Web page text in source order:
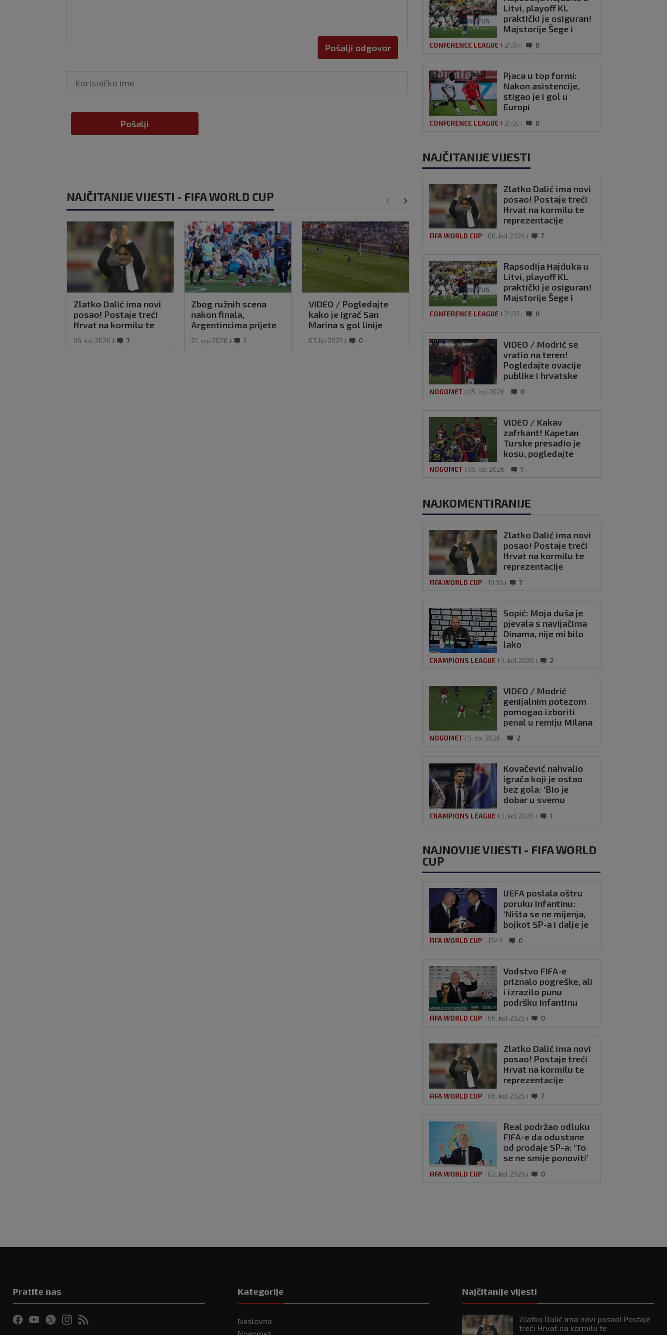
Pošalji odgovor
Pošalji
NAJČITANIJE VIJESTI - FIFA WORLD CUP
Zlatko Dalić ima novi
posao! Postaje treći
Hrvat na kormilu te
06. kol 2026 7
Zbog ružnih scena
nakon finala,
Argentincima prijete
očekivao!?
21. srp 2026 1
VIDEO / Pogledajte
kako je igrač San
Marina s gol linije
BiH
07. lip 2025 0
Ronaldo: Luka je
nogometna legenda
03. srp 2026 0
Litvi, playoff KL
praktički je osiguran!
Majstorije Šege i
CONFERENCE LEAGUE 21:07 0
Pjaca u top formi:
Nakon asistencije,
stigao je i gol u
Europi
CONFERENCE LEAGUE 21:05 0
NAJČITANIJE VIJESTI
Zlatko Dalić ima novi
posao! Postaje treći
Hrvat na kormilu te
reprezentacije
FIFA WORLD CUP 06. kol 2026 7
Rapsodija Hajduka u
Litvi, playoff KL
praktički je osiguran!
Majstorije Šege i
CONFERENCE LEAGUE 21:07 0
VIDEO / Modrić se
vratio na teren!
Pogledajte ovacije
publike i hrvatske
NOGOMET 05. kol 2026 0
VIDEO / Kakav
zafrkant! Kapetan
Turske presadio je
kosu, pogledajte
našalio s njim
NOGOMET 05. kol 2026 1
NAJKOMENTIRANIJE
Zlatko Dalić ima novi
posao! Postaje treći
Hrvat na kormilu te
reprezentacije
FIFA WORLD CUP 10:36 7
Sopić: Moja duša je
pjevala s navijačima
Dinama, nije mi bilo
lako
CHAMPIONS LEAGUE 5. kol 2026 2
VIDEO / Modrić
genijalnim potezom
pomogao izboriti
penal u remiju Milana
NOGOMET 5. kol 2026 2
Kovačević nahvalio
igrača koji je ostao
bez gola: ‘Bio je
dobar u svemu
CHAMPIONS LEAGUE 5. kol 2026 1
NAJNOVIJE VIJESTI - FIFA WORLD
CUP
UEFA poslala oštru
poruku Infantinu:
‘Ništa se ne mijenja,
bojkot SP-a i dalje je
FIFA WORLD CUP 17:45 0
Vodstvo FIFA-e
priznalo pogreške, ali
i izrazilo punu
podršku Infantinu
FIFA WORLD CUP 06. kol 2026 0
Zlatko Dalić ima novi
posao! Postaje treći
Hrvat na kormilu te
reprezentacije
FIFA WORLD CUP 06. kol 2026 7
Real podržao odluku
FIFA-e da odustane
od prodaje SP-a: ‘To
se ne smije ponoviti’
FIFA WORLD CUP 02. kol 2026 0
Pratite nas Kategorije
Naslovna
Nogomet
Najčitanije vijesti
Zlatko Dalić ima novi posao! Postaje
treći Hrvat na kormilu te